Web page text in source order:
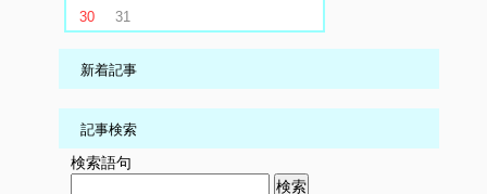
30
31
新着記事
記事検索
検索語句